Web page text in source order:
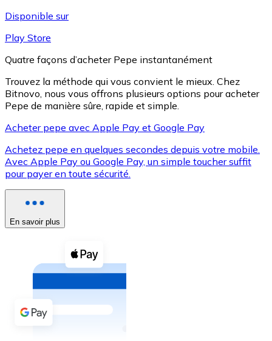
XRP
XRP
Voir toutes
Coupons crypto
Achetez des cryptomonnaies en espèces et d'autres
Acheter avec espèces
Virement SEPA
Disponible sur
Play Store
Quatre façons d’acheter Pepe instantanément
Trouvez la méthode qui vous convient le mieux. Chez
Bitnovo, nous vous offrons plusieurs options pour acheter
Pepe de manière sûre, rapide et simple.
Acheter pepe avec Apple Pay et Google Pay
Achetez pepe en quelques secondes depuis votre mobile.
Avec Apple Pay ou Google Pay, un simple toucher suffit
pour payer en toute sécurité.
En savoir plus